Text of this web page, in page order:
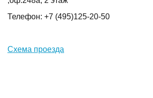
Телефон: +7 (495)125-20-50
Схема проезда